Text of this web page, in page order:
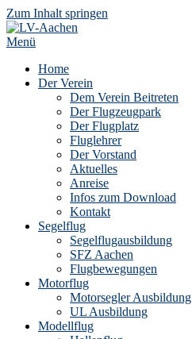
Zum Inhalt springen
Menü
Home
Der Verein
Dem Verein Beitreten
Der Flugzeugpark
Der Flugplatz
Fluglehrer
Der Vorstand
Aktuelles
Anreise
Infos zum Download
Kontakt
Segelflug
Segelflugausbildung
SFZ Aachen
Flugbewegungen
Motorflug
Motorsegler Ausbildung
UL Ausbildung
Modellflug